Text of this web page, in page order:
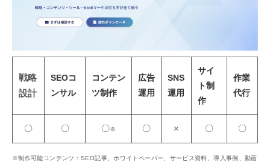
戦略
設計
SEOコ
ンサル
コンテン
ツ制作
広告
運用
SNS
運用
サイ
ト制
作
作業
代行
〇 〇 〇※ 〇 × 〇 〇
※制作可能コンテンツ：SEO記事、ホワイトペーパー、サービス資料、導入事例、動画